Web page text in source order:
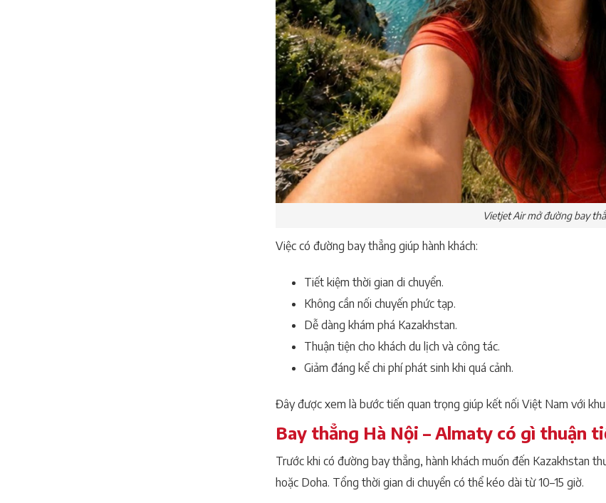
Vietjet Air mở đường bay
Việc có đường bay thẳng giúp hành khách:
Tiết kiệm thời gian di chuyển.
Không cần nối chuyến phức tạp.
Dễ dàng khám phá Kazakhstan.
Thuận tiện cho khách du lịch và công tác.
Giảm đáng kể chi phí phát sinh khi quá cảnh.
Đây được xem là bước tiến quan trọng giúp kết nối Việt Nam với
Bay thẳng Hà Nội – Almaty có gì thuận
Trước khi có đường bay thẳng, hành khách muốn đến Kazakhstan
hoặc Doha. Tổng thời gian di chuyển có thể kéo dài từ 10–15 giờ.